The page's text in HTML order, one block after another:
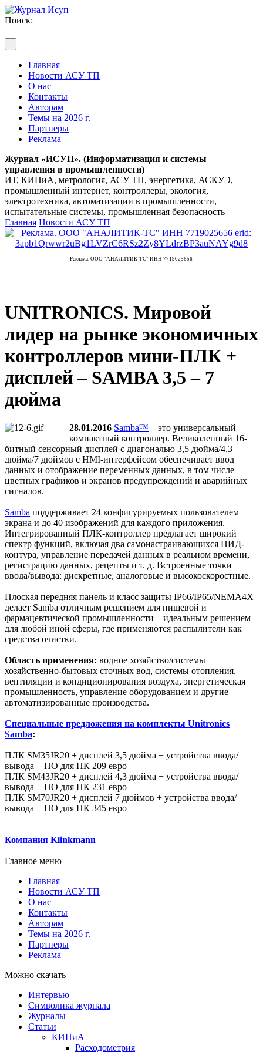
Поиск:
Главная
Новости АСУ ТП
О нас
Контакты
Авторам
Темы на 2026 г.
Партнеры
Реклама
Журнал «ИСУП». (Информатизация и системы
управления в промышленности)
ИТ, КИПиА, метрология, АСУ ТП, энергетика, АСКУЭ,
промышленный интернет, контроллеры, экология,
электротехника, автоматизации в промышленности,
испытательные системы, промышленная безопасность
Главная Новости АСУ ТП
Реклама. ООО "АНАЛИТИК-ТС" ИНН 7719025656
UNITRONICS. Мировой
лидер на рынке экономичных
контроллеров мини-ПЛК +
дисплей – SAMBA 3,5 – 7
дюйма
28.01.2016 Samba™ – это универсальный
компактный контроллер. Великолепный 16-
битный сенсорный дисплей с диагональю 3,5 дюйма/4,3
дюйма/7 дюймов с HMI-интерфейсом обеспечивает ввод
данных и отображение переменных данных, в том числе
цветных графиков и экранов предупреждений и аварийных
сигналов.
Samba поддерживает 24 конфигурируемых пользователем
экрана и до 40 изображений для каждого приложения.
Интегрированный ПЛК-контроллер предлагает широкий
спектр функций, включая два самонастраивающихся ПИД-
контура, управление передачей данных в реальном времени,
регистрацию данных, рецепты и т. д. Встроенные точки
ввода/вывода: дискретные, аналоговые и высокоскоростные.
Плоская передняя панель и класс защиты IP66/IP65/NEMA4X
делает Samba отличным решением для пищевой и
фармацевтической промышленности – идеальным решением
для любой иной сферы, где применяются распылители как
средства очистки.
Область применения: водное хозяйство/системы
хозяйственно-бытовых сточных вод, системы отопления,
вентиляции и кондиционирования воздуха, энергетическая
промышленность, управление оборудованием и другие
автоматизированные производства.
Специальные предложения на комплекты Unitronics
Samba:
ПЛК SM35JR20 + дисплей 3,5 дюйма + устройства ввода/
вывода + ПО для ПК 209 евро
ПЛК SM43JR20 + дисплей 4,3 дюйма + устройства ввода/
вывода + ПО для ПК 231 евро
ПЛК SM70JR20 + дисплей 7 дюймов + устройства ввода/
вывода + ПО для ПК 345 евро
Компания Klinkmann
Главное меню
Главная
Новости АСУ ТП
О нас
Контакты
Авторам
Темы на 2026 г.
Партнеры
Реклама
Можно скачать
Интервью
Символика журнала
Журналы
Статьи
КИПиА
Расходометрия